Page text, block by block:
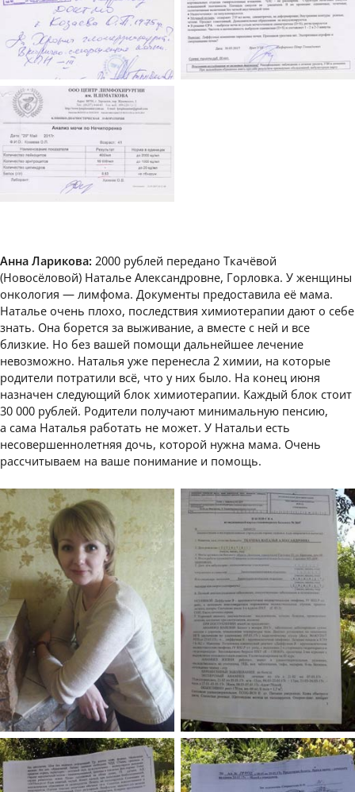
Анна Ларикова: 2000 рублей передано Ткачёвой
(Новосёловой) Наталье Александровне, Горловка. У женщины
онкология — лимфома. Документы предоставила её мама.
Наталье очень плохо, последствия химиотерапии дают о себе
знать. Она борется за выживание, а вместе с ней и все
близкие. Но без вашей помощи дальнейшее лечение
невозможно. Наталья уже перенесла 2 химии, на которые
родители потратили всё, что у них было. На конец июня
назначен следующий блок химиотерапии. Каждый блок стоит
30 000 рублей. Родители получают минимальную пенсию,
а сама Наталья работать не может. У Натальи есть
несовершеннолетняя дочь, которой нужна мама. Очень
рассчитываем на ваше понимание и помощь.